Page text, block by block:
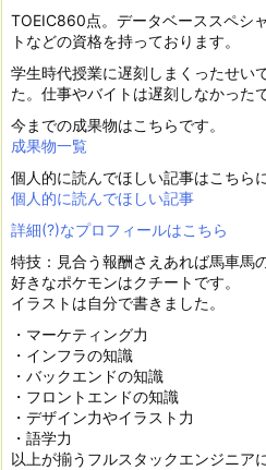
TOEIC860点。データベーススペシ
トなどの資格を持っております。
学生時代授業に遅刻しまくったせい
た。仕事やバイトは遅刻しなかったで
今までの成果物はこちらです。
成果物一覧
個人的に読んでほしい記事はこちら
個人的に読んでほしい記事
詳細(?)なプロフィールはこちら
特技：見合う報酬さえあれば馬車馬
好きなポケモンはクチートです。
イラストは自分で書きました。
・マーケティング力
・インフラの知識
・バックエンドの知識
・フロントエンドの知識
・デザイン力やイラスト力
・語学力
以上が揃うフルスタックエンジニア